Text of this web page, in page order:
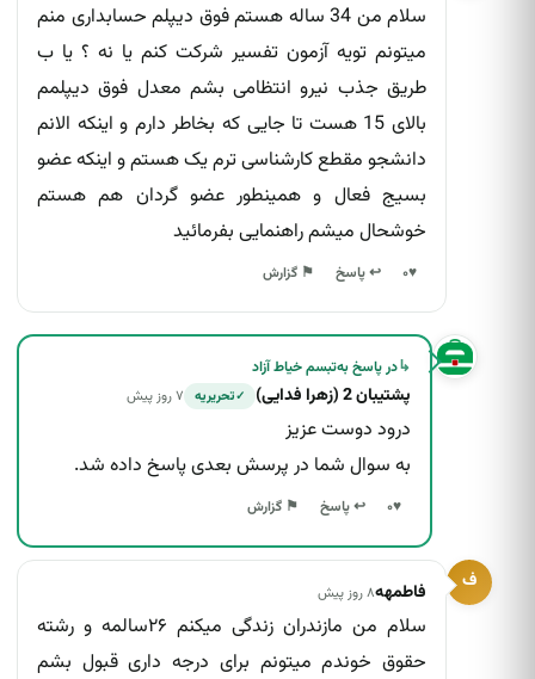
سلام من 34 ساله هستم فوق دیپلم حسابداری منم
میتونم تویه آزمون تفسیر شرکت کنم یا نه ؟ یا ب
طریق جذب نیرو انتظامی بشم معدل فوق دیپلمم
بالای 15 هست تا جایی که بخاطر دارم و اینکه الانم
دانشجو مقطع کارشناسی ترم یک هستم و اینکه عضو
بسیج فعال و همینطور عضو گردان هم هستم
خوشحال میشم راهنمایی بفرمائید
♥۰ ↩ پاسخ ⚑ گزارش
↳در پاسخ بهتبسم خیاط آزاد
پشتیبان 2 (زهرا فدایی) ✓تحریریه ۷ روز پیش
درود دوست عزیز
به سوال شما در پرسش بعدی پاسخ داده شد.
♥۰ ↩ پاسخ ⚑ گزارش
ف فاطمهه۸ روز پیش
سلام من مازندران زندگی میکنم ۲۶سالمه و رشته
حقوق خوندم میتونم برای درجه داری قبول بشم